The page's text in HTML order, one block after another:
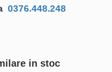
0376.448.248
in stoc